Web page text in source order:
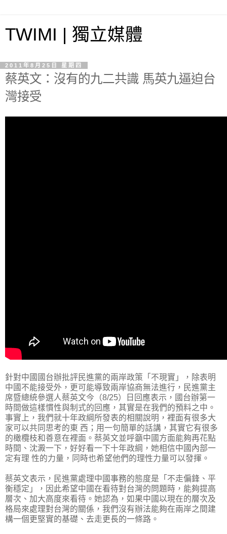
TWIMI | 獨立媒體
2011年8月25日 星期四
蔡英文：沒有的九二共識 馬英九逼迫台
灣接受
針對中國國台辦批評民進黨的兩岸政策「不現實」，除表明
中國不能接受外，更可能導致兩岸協商無法進行，民進黨主
席暨總統參選人蔡英文今（8/25）日回應表示，國台辦第一
時間做這樣慣性與制式的回應，其實是在我們的預料之中。
事實上，我們就十年政綱所發表的相關說明，裡面有很多大
家可以共同思考的東 西；用一句簡單的話講，其實它有很多
的橄欖枝和善意在裡面。蔡英文並呼籲中國方面能夠再花點
時間、沈澱一下，好好看一下十年政綱，她相信中國內部一
定有理 性的力量，同時也希望他們的理性力量可以發揮。
蔡英文表示，民進黨處理中國事務的態度是「不走偏鋒、平
衡穩定」，因此希望中國在看待對台灣的問題時，能夠提高
層次、加大高度來看待。她認為，如果中國以現在的層次及
格局來處理對台灣的關係，我們沒有辦法能夠在兩岸之間建
構一個更堅實的基礎、去走更長的一條路。